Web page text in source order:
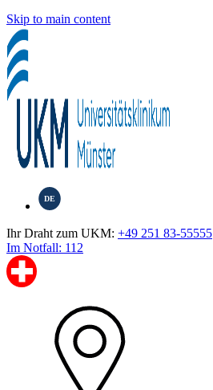
Skip to main content
DE
Ihr Draht zum UKM: +49 251 83-55555
Im Notfall: 112